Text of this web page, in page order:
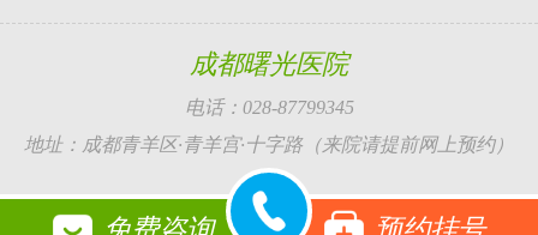
成都曙光医院
电话：028-87799345
地址：成都青羊区·青羊宫·十字路（来院请提前网上预约）